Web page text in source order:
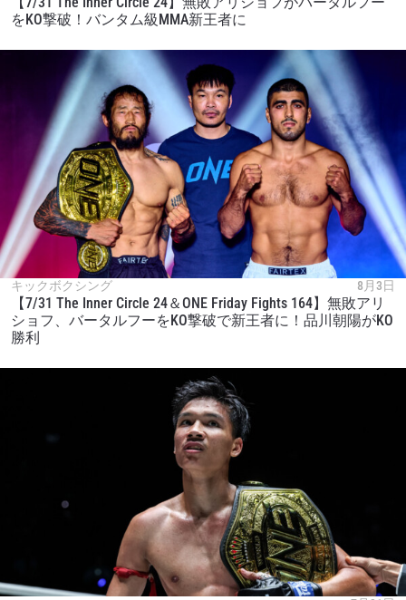
をKO撃破！バンタム級MMA新王者に
キックボクシング 8月3日
【7/31 The Inner Circle 24＆ONE Friday Fights 164】無敗アリ
ショフ、バータルフーをKO撃破で新王者に！品川朝陽がKO
勝利